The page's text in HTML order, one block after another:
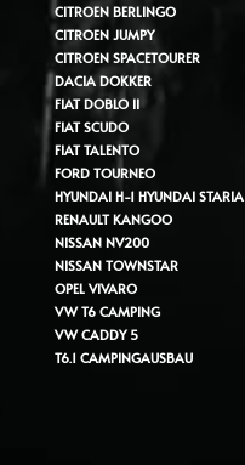
CITROEN BERLINGO
CITROEN JUMPY
CITROEN SPACETOURER
DACIA DOKKER
FIAT DOBLO II
FIAT SCUDO
FIAT TALENTO
FORD TOURNEO
HYUNDAI H-1 HYUNDAI STARIA
RENAULT KANGOO
NISSAN NV200
NISSAN TOWNSTAR
OPEL VIVARO
VW T6 CAMPING
VW CADDY 5
T6.1 CAMPINGAUSBAU